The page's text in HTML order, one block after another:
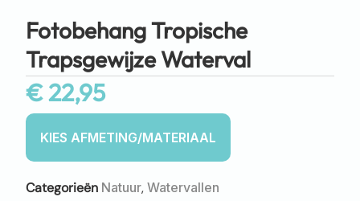
Fotobehang Tropische
Trapsgewijze Waterval
€22,95
Categorieën Natuur, Watervallen